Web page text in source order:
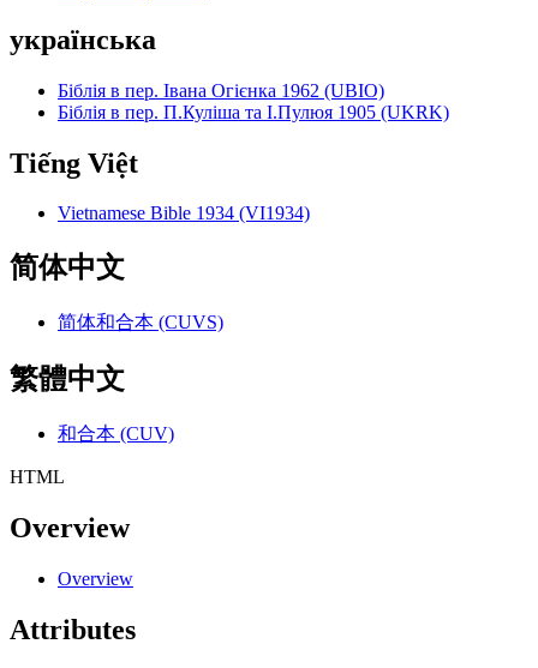
українська
Біблія в пер. Івана Огієнка 1962 (UBIO)
Біблія в пер. П.Куліша та І.Пулюя 1905 (UKRK)
Tiếng Việt
Vietnamese Bible 1934 (VI1934)
简体中文
简体和合本 (CUVS)
繁體中文
和合本 (CUV)
HTML
Overview
Overview
Attributes